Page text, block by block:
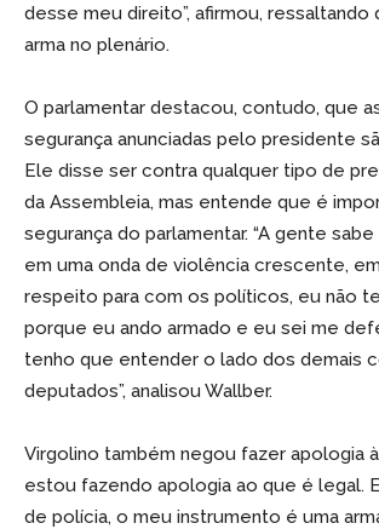
desse meu direito”, afirmou, ressaltando
arma no plenário.
O parlamentar destacou, contudo, que
segurança anunciadas pelo presidente
Ele disse ser contra qualquer tipo de
da Assembleia, mas entende que é
segurança do parlamentar. “A gente
em uma onda de violência crescente,
respeito para com os políticos, eu não
porque eu ando armado e eu sei me
tenho que entender o lado dos demais
deputados”, analisou Wallber.
Virgolino também negou fazer apologia
estou fazendo apologia ao que é legal.
de polícia, o meu instrumento é uma